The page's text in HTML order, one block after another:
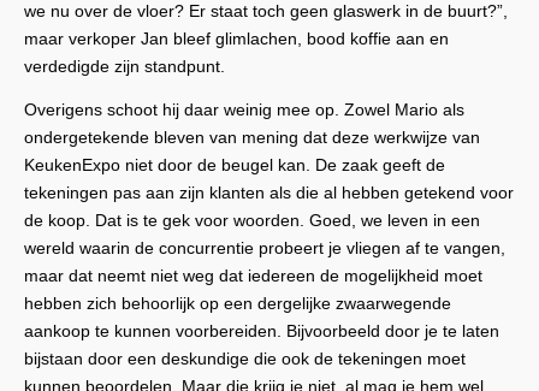
we nu over de vloer? Er staat toch geen glaswerk in de buurt?”,
maar verkoper Jan bleef glimlachen, bood koffie aan en
verdedigde zijn standpunt.
Overigens schoot hij daar weinig mee op. Zowel Mario als
ondergetekende bleven van mening dat deze werkwijze van
KeukenExpo niet door de beugel kan. De zaak geeft de
tekeningen pas aan zijn klanten als die al hebben getekend voor
de koop. Dat is te gek voor woorden. Goed, we leven in een
wereld waarin de concurrentie probeert je vliegen af te vangen,
maar dat neemt niet weg dat iedereen de mogelijkheid moet
hebben zich behoorlijk op een dergelijke zwaarwegende
aankoop te kunnen voorbereiden. Bijvoorbeeld door je te laten
bijstaan door een deskundige die ook de tekeningen moet
kunnen beoordelen. Maar die krijg je niet, al mag je hem wel